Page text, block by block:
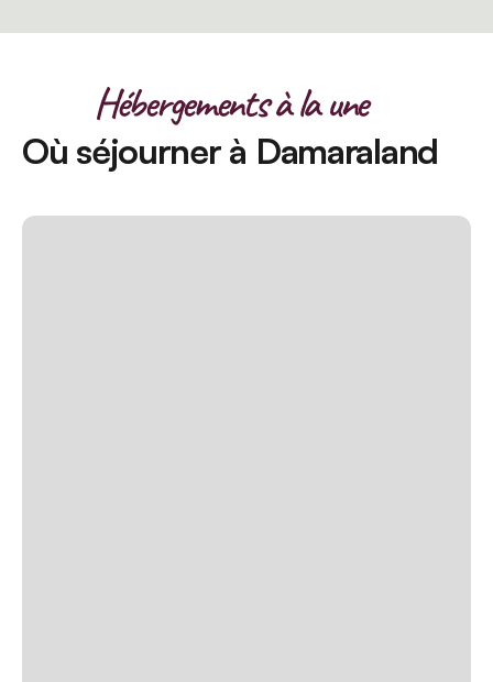
Hébergements à la une
Où séjourner à Damaraland